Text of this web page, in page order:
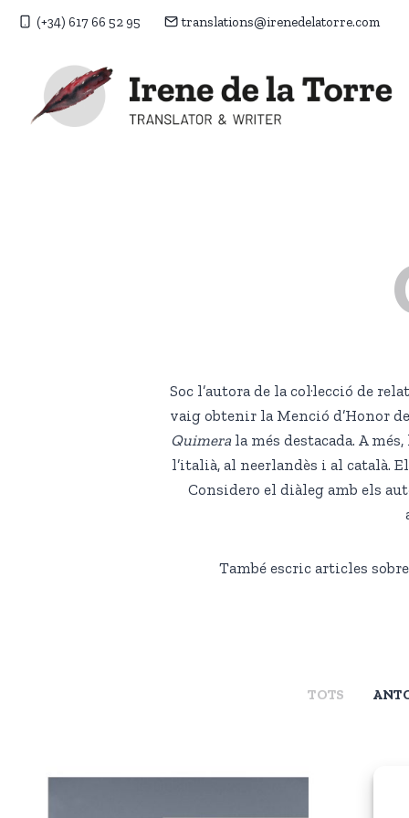
Vés
(+34) 617 66 52 95 translations@irenedelatorre.com
Soc l’autora de la col·lecció de
vaig obtenir la Menció d’Honor
Quimera la més destacada. A
l’italià, al neerlandès i al català.
Considero el diàleg amb els
També escric articles
TOTS
FANZINES